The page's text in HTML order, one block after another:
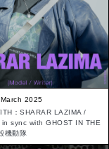
2025
：SHARAR LAZIMA /
sync with GHOST IN THE
機動隊